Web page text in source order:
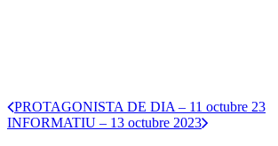
PROTAGONISTA DE DIA – 11 octubre 23
INFORMATIU – 13 octubre 2023